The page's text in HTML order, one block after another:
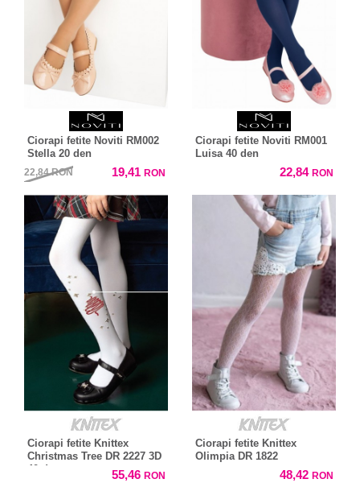
Ciorapi fetite Noviti RM002
Stella 20 den
22,84RON 19,41 RON
Ciorapi fetite Noviti RM001
Luisa 40 den
22,84 RON
Ciorapi fetite Knittex
Christmas Tree DR 2227 3D
40 den
55,46 RON
Ciorapi fetite Knittex
Olimpia DR 1822
48,42 RON